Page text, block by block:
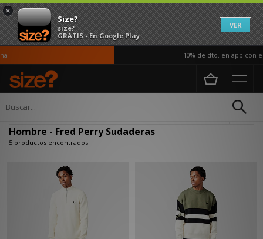
×
Size?
size?
GRATIS - En Google Play
VER
10% de dto. en app con el
Página principal
Hombre - Fred Perry Sudaderas
5 productos encontrados